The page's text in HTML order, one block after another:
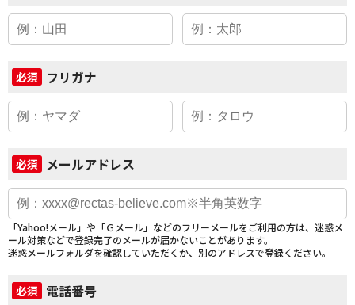
必須 フリガナ
必須 メールアドレス
「Yahoo!メール」や「Ｇメール」などのフリーメールをご利用の方は、迷惑メ
ール対策などで登録完了のメールが届かないことがあります。
迷惑メールフォルダを確認していただくか、別のアドレスで登録ください。
必須 電話番号